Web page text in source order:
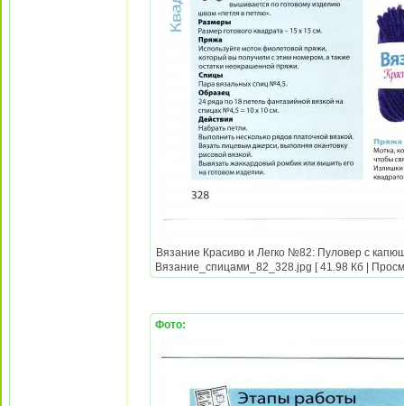
Вязание Красиво и Легко №82: Пуловер с
Вязание_спицами_82_328.jpg [ 41.98 Кб |
Фото: